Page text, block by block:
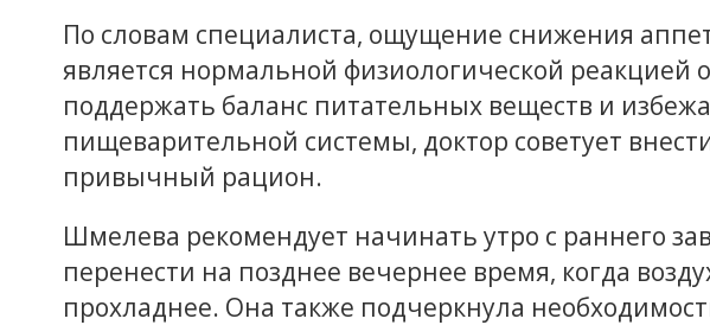
По словам специалиста, ощущение снижения
является нормальной физиологической реакцией
поддержать баланс питательных веществ и
пищеварительной системы, доктор советует
привычный рацион.
Шмелева рекомендует начинать утро с раннего
перенести на позднее вечернее время, когда
прохладнее. Она также подчеркнула